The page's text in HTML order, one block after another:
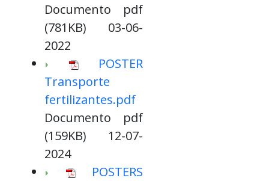
Documento pdf
(781KB) 03-06-
2022
POSTER
Transporte
fertilizantes.pdf
Documento pdf
(159KB) 12-07-
2024
POSTERS